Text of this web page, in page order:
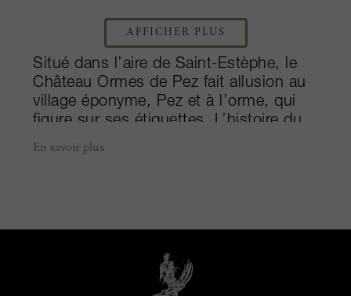
AFFICHER PLUS
Situé dans l’aire de Saint-Estèphe, le
Château Ormes de Pez fait allusion au
village éponyme, Pez et à l’orme, qui
figure sur ses étiquettes. L’histoire du
domaine remonte au XVIIIe siècle, mais
il est passé entre les mains de la famille
dispersés sur différents terroirs, dont
environ un tiers de graves et d'argiles,
autant de graves et de sable et un
dernier tiers de graves pures situées à
En savoir plus